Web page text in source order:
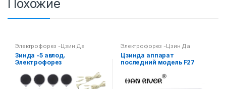
Похожие
Электрофорез -Цзин Да
Зинда -5 авлод.
Электрофорез
Электрофорез -Цзин Да
Цзинда аппарат
последний модель F27